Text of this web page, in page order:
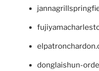
donglaishun-